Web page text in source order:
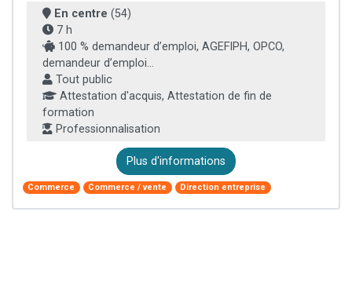
En centre (54)
7 h
100 % demandeur d’emploi, AGEFIPH, OPCO,
demandeur d’emploi...
Tout public
Attestation d'acquis, Attestation de fin de
formation
Professionnalisation
Plus d'informations
Commerce Commerce / vente Direction entreprise